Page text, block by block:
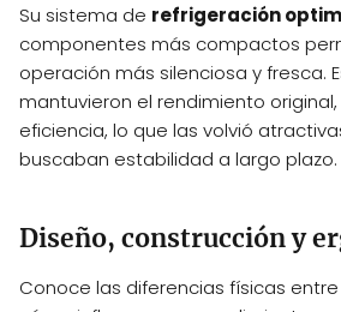
Su sistema de refrigeración
componentes más compactos
operación más silenciosa y fresca.
mantuvieron el rendimiento
eficiencia, lo que las volvió
buscaban estabilidad a largo plazo.
Diseño, construcción y
Conoce las diferencias físicas